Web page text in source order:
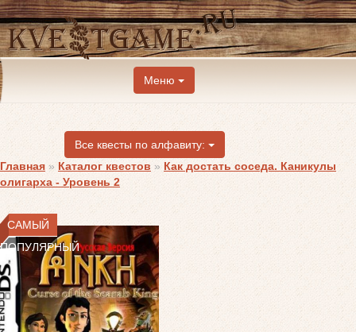
Меню
Все квесты по алфавиту:
Главная » Каталог квестов » Как достать соседа. Каникулы
олигарха - Уровень 2
САМЫЙ
ПОПУЛЯРНЫЙ